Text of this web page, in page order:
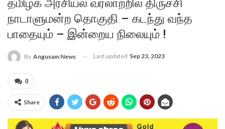
தமிழக அரசியல் வரலாற்றில் திருச்சி
நாடாளுமன்ற தொகுதி – கடந்து வந்த
பாதையும் – இன்றைய நிலையும் !
By Angusam News Last updated Sep 23, 2023
0
Share